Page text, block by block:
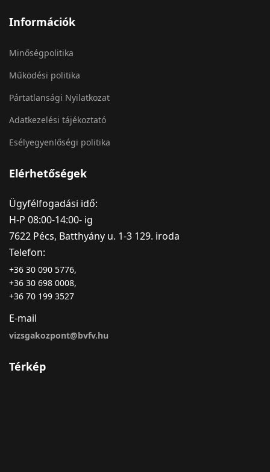
Információk
Minőségpolitika
Működési politika
Pártatlansági Nyilatkozat
Adatkezelési tájékoztató
Esélyegyenlőségi politika
Elérhetőségek
Ügyfélfogadási idő:
H-P 08:00-14:00- ig
7622 Pécs, Batthyány u. 1-3 129. iroda
Telefon:
+36 30 090 5776,
+36 30 698 0008,
+36 70 199 3527
E-mail
vizsgakozpont@bvfv.hu
Térkép